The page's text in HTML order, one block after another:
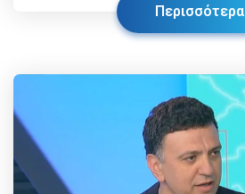
Περισσότερα